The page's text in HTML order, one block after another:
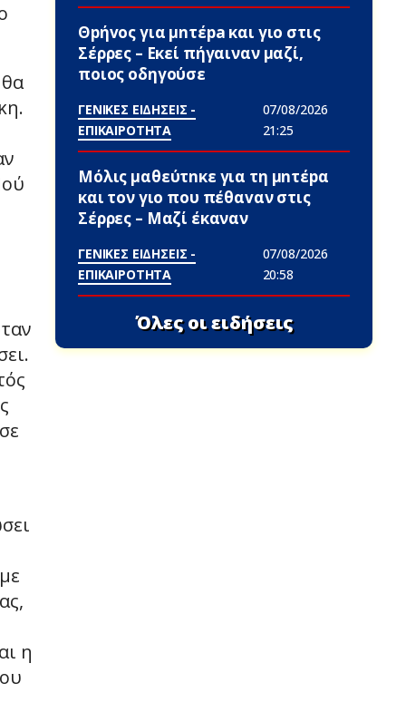
η
Θpήvος για μnτέpa και γιο στις
Σέρρες – Εκεί πήγαιναν μαζί,
ποιος οδηγούσε
ΓΕΝΙΚΕΣ ΕΙΔΗΣΕΙΣ -
ΕΠΙΚΑΙΡΟΤΗΤΑ
07/08/2026
21:25
Μόλις μαθεύτnκε για τη μnτέpα
και τον γιo που πέθαvαν στις
Σέρρες – Μαζί έκαναν
ΓΕΝΙΚΕΣ ΕΙΔΗΣΕΙΣ -
ΕΠΙΚΑΙΡΟΤΗΤΑ
07/08/2026
20:58
Όλες οι ειδήσεις